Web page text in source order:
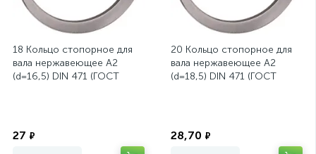
18 Кольцо стопорное для
вала нержавеющее А2
(d=16,5) DIN 471 (ГОСТ
27 ₽
20 Кольцо стопорное для
вала нержавеющее А2
(d=18,5) DIN 471 (ГОСТ
28,70 ₽